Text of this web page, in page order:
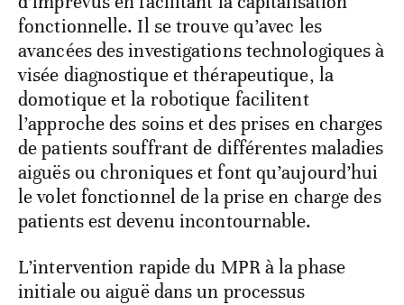
fonctionnelle. Il se trouve qu’avec les
avancées des investigations technologiques à
visée diagnostique et thérapeutique, la
domotique et la robotique facilitent
l’approche des soins et des prises en charges
de patients souffrant de différentes maladies
aiguës ou chroniques et font qu’aujourd’hui
le volet fonctionnel de la prise en charge des
patients est devenu incontournable.
L’intervention rapide du MPR à la phase
initiale ou aiguë dans un processus